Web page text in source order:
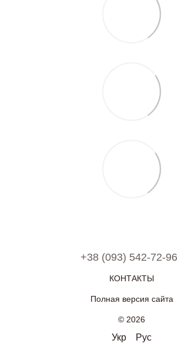
+38 (093) 542-72-96
КОНТАКТЫ
Полная версия сайта
© 2026
Укр Рус